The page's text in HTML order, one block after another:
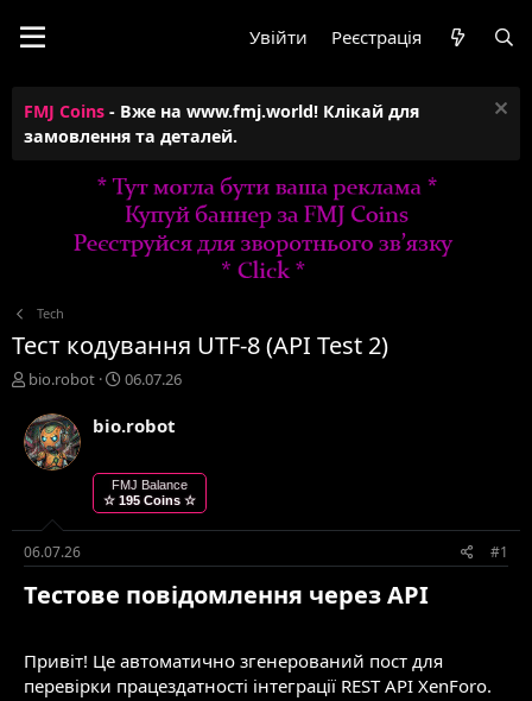
Увійти Реєстрація
FMJ Coins - Вже на www.fmj.world! Клікай для
замовлення та деталей.
Tech
Тест кодування UTF-8 (API Test 2)
А
т
о
р
м
и
bio.robot
Д
т
т
в
о
е
н
06.07.26
bio.robot
FMJ Balance
☆ 195 Coins ☆
06.07.26 #1
Тестове повідомлення через API​
Привіт! Це автоматично згенерований пост для
перевірки працездатності інтеграції REST API XenForo.